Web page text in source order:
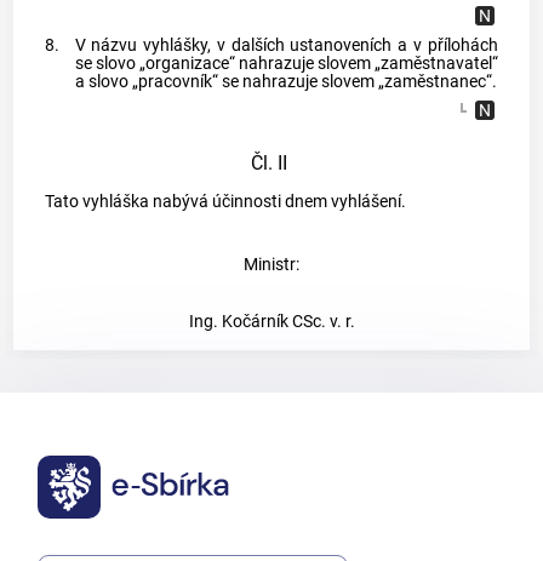
8.
V názvu vyhlášky, v dalších ustanoveních a v přílohách
se slovo „organizace“ nahrazuje slovem „zaměstnavatel“
a slovo „pracovník“ se nahrazuje slovem „zaměstnanec“.
Čl. II
Tato vyhláška nabývá účinnosti dnem vyhlášení.
Ministr:
Ing. Kočárník CSc. v. r.